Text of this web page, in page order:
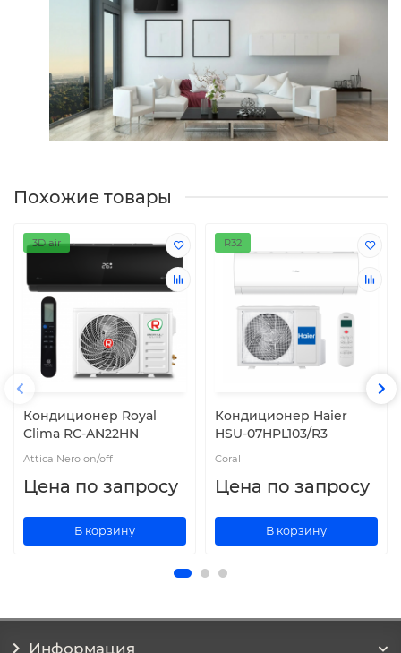
Похожие товары
3D air
Кондиционер Royal
Clima RC-AN22HN
Attica Nero on/off
Цена по запросу
В корзину
R32
Кондиционер Haier
HSU-07HPL103/R3
Coral
Цена по запросу
В корзину
Информация